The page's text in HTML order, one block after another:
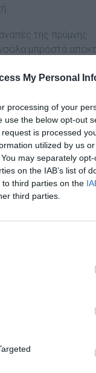
My Personal
processing of your
use the below opt-out
is processed
utilized by us
may separately
on the IAB’s list of
third parties on the
third parties.
της πρύµνης
µπροστά
τα
System), το